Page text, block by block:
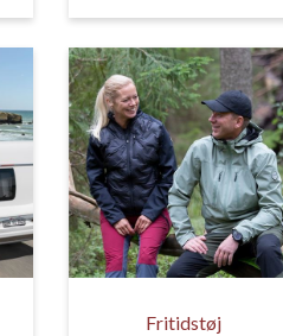
Fritidstøj